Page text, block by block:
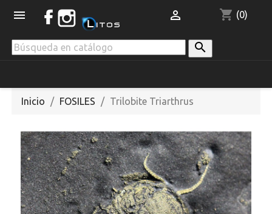
 shopping_cart (0)


Inicio FOSILES Trilobite Triarthrus